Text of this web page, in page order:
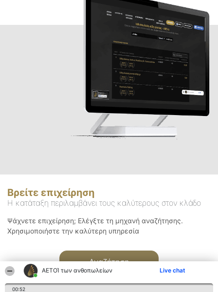
ΑΕΤΟΊ των ανθοπωλείων Live chat
00:52
Βρείτε επιχείρηση
Η κατάταξη περιλαμβάνει τους καλύτερους στον κλάδο
Ψάχνετε επιχείρηση; Ελέγξτε τη μηχανή αναζήτησης.
Χρησιμοποιήστε την καλύτερη υπηρεσία
Αναζήτηση